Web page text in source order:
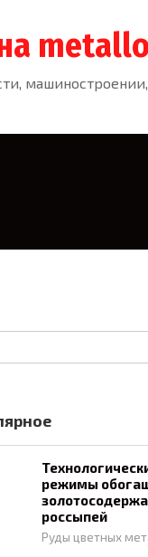
машиностроении,
режимы
россыпей
Руды цветных